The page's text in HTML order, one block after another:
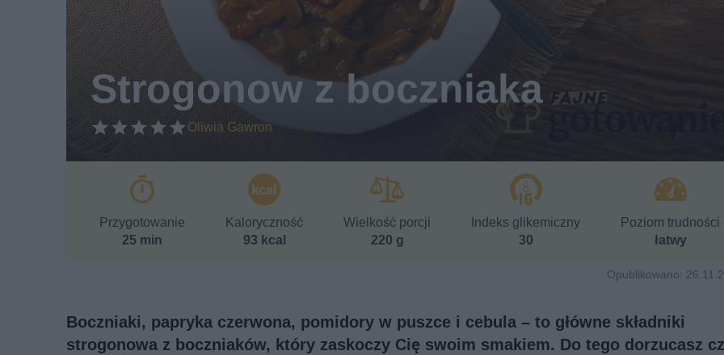
Strogonow z boczniaka
Oliwia Gawron
Przygotowanie
25 min
Kaloryczność
93 kcal
Wielkość porcji
220 g
Indeks glikemiczny
30
Poziom trudności
łatwy
Opublikowano:
Boczniaki, papryka czerwona, pomidory w puszce i cebula – to główne składniki
strogonowa z boczniaków, który zaskoczy Cię swoim smakiem. Do tego dorzucasz